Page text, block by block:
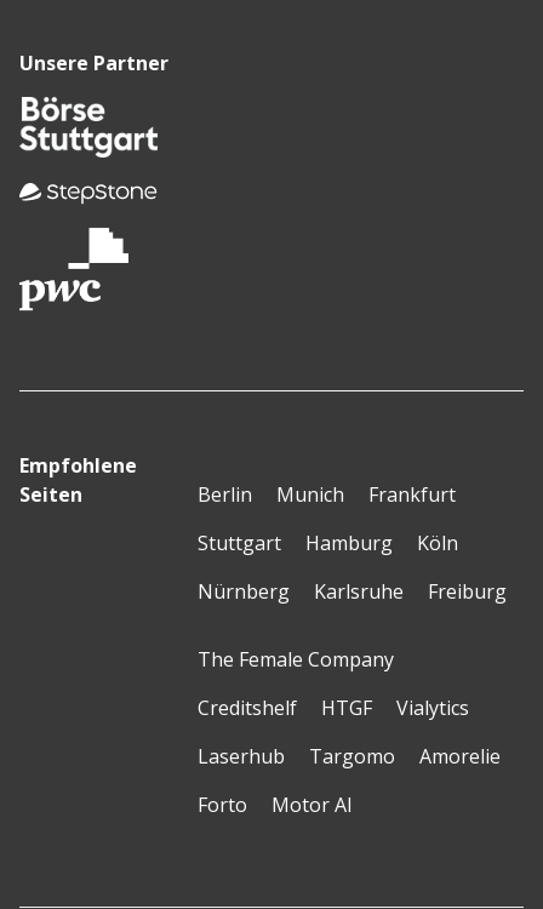
Unsere Partner
Empfohlene
Seiten
Berlin Munich
Frankfurt
Stuttgart
Hamburg
Köln
Nürnberg
Karlsruhe Freiburg
The Female Company
Creditshelf
HTGF
Vialytics
Laserhub
Targomo
Amorelie
Forto
Motor AI